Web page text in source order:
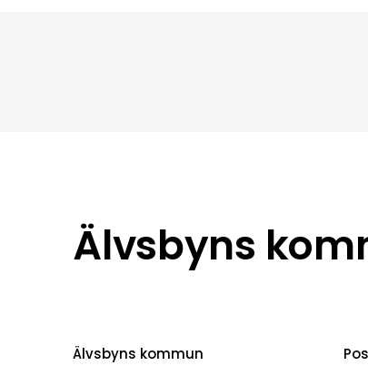
Älvsbyns
Älvsbyns kommun